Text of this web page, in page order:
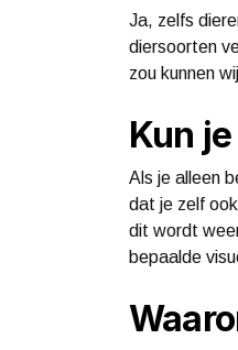
Ja, zelfs
diersoorten
zou kunnen
Kun
Als je alleen
dat je zelf
dit wordt
bepaalde